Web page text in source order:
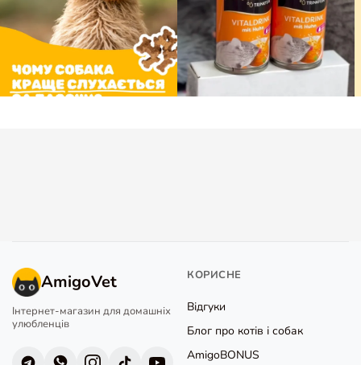
AmigoVet
Інтернет-магазин для домашніх
улюбленців
КОРИСНЕ
Відгуки
Блог про котів і собак
AmigoBONUS